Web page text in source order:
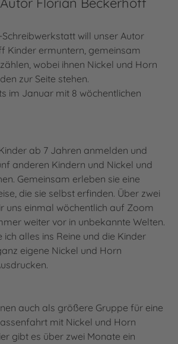
will unser Autor
Kinder ermuntern, gemeinsam
wobei ihnen Nickel und Horn
zur Seite stehen.
im Januar mit 8 wöchentlichen
ab 7 Jahren anmelden und
anderen Kindern und Nickel und
Gemeinsam erleben sie eine
die sie selbst erfinden. Über zwei
uns einmal wöchentlich auf Zoom
weiter vor in unbekannte Welten.
ich alles ins Reine und die Kinder
eigene Nickel und Horn
auch als größere Gruppe für eine
mit Nickel und Horn
gibt es über zwei Monate ein